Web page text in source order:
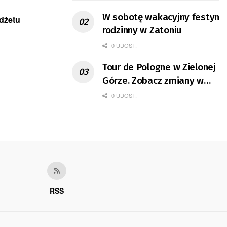
W sobotę wakacyjny festyn
rodzinny w Zatoniu
0 UDOST.
Tour de Pologne w Zielonej
Górze. Zobacz zmiany w
organizacji ruchu
0 UDOST.
RSS